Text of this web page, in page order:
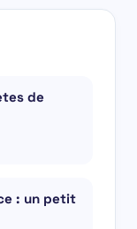
de
: un petit